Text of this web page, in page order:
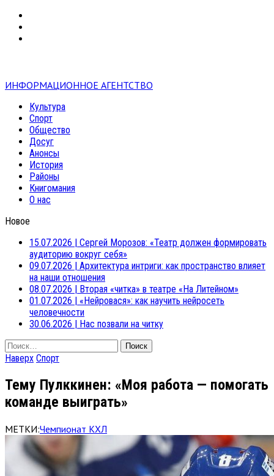
ИНФОРМАЦИОННОЕ АГЕНТСТВО
Культура
Спорт
Общество
Досуг
Анонсы
История
Районы
Книгомания
О нас
Новое
15.07.2026 | Сергей Морозов: «Театр должен формировать
аудиторию вокруг себя»
09.07.2026 | Архитектура интриги: как пространство влияет
на наши отношения
08.07.2026 | Вторая «читка» в театре «На Литейном»
01.07.2026 | «Нейровася»: как научить нейросеть
человечности
30.06.2026 | Нас позвали на читку
Найти:
Наверх Спорт
Тему Пулккинен: «Моя работа — помогать
команде выиграть»
МЕТКИ:Чемпионат КХЛ